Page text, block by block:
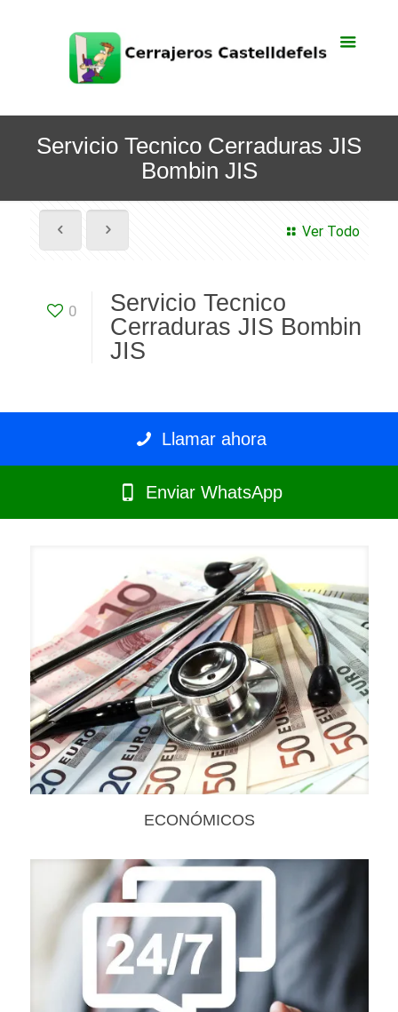
Servicio Tecnico Cerraduras JIS
Bombin JIS
Ver Todo
0
Servicio Tecnico
Cerraduras JIS Bombin
JIS
Llamar ahora
Enviar WhatsApp
ECONÓMICOS